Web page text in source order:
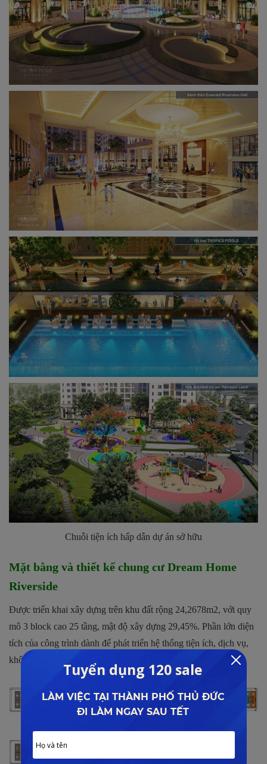
Chuỗi tiện ích hấp dẫn dự án sở hữu
Mặt bằng và thiết kế chung cư Dream Home
Riverside
Được triển khai xây dựng trên khu đất rộng 24,2678m2, với quy
mô 3 block cao 25 tầng, mật độ xây dựng 29,45%. Phần lớn diện
tích của công trình dành để phát triển hệ thống tiện ích, dịch vụ,
không gian xanh, đường giao thông và một số công trình khác.